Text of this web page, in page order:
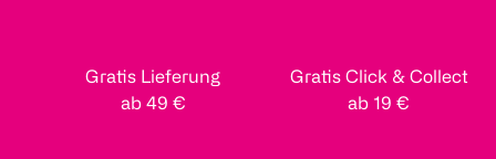
Gratis Lieferung
ab 49 €
Gratis Click & Collect
ab 19 €